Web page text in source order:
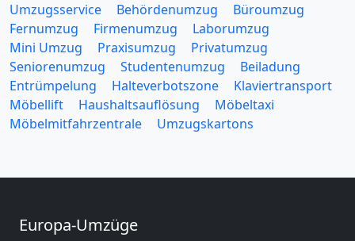
Umzugsservice Behördenumzug
Büroumzug
Fernumzug
Firmenumzug
Laborumzug
Mini Umzug
Praxisumzug
Privatumzug
Seniorenumzug
Studentenumzug
Beiladung
Entrümpelung
Halteverbotszone
Klaviertransport
Möbellift
Haushaltsauflösung
Möbeltaxi
Möbelmitfahrzentrale
Umzugskartons
Europa-Umzüge